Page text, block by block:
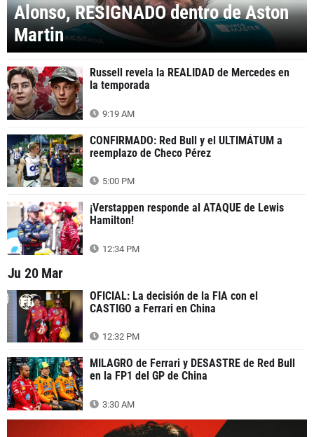
Alonso, RESIGNADO dentro de Aston
Martin
Russell revela la REALIDAD de Mercedes en
la temporada
9:19 AM
CONFIRMADO: Red Bull y el ULTIMÁTUM a
reemplazo de Checo Pérez
5:00 PM
¡Verstappen responde al ATAQUE de Lewis
Hamilton!
12:34 PM
Ju 20 Mar
OFICIAL: La decisión de la FIA con el
CASTIGO a Ferrari en China
12:32 PM
MILAGRO de Ferrari y DESASTRE de Red Bull
en la FP1 del GP de China
3:30 AM